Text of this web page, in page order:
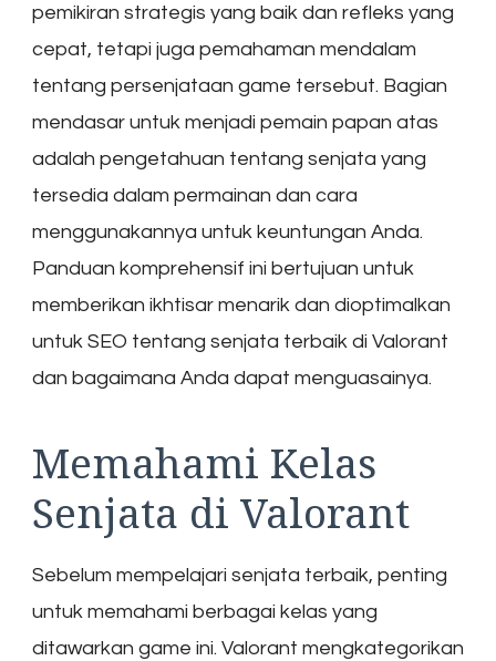
pemikiran strategis yang baik dan refleks yang
cepat, tetapi juga pemahaman mendalam
tentang persenjataan game tersebut. Bagian
mendasar untuk menjadi pemain papan atas
adalah pengetahuan tentang senjata yang
tersedia dalam permainan dan cara
menggunakannya untuk keuntungan Anda.
Panduan komprehensif ini bertujuan untuk
memberikan ikhtisar menarik dan dioptimalkan
untuk SEO tentang senjata terbaik di Valorant
dan bagaimana Anda dapat menguasainya.
Memahami Kelas
Senjata di Valorant
Sebelum mempelajari senjata terbaik, penting
untuk memahami berbagai kelas yang
ditawarkan game ini. Valorant mengkategorikan